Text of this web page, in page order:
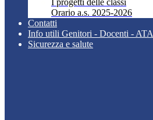
I progetti delle classi
Orario a.s. 2025-2026
Contatti
Info utili Genitori - Docenti - ATA
Sicurezza e salute